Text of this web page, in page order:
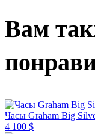
Вам
Часы Graham Big
4 100 $